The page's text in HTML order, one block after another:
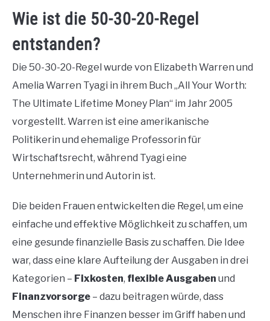
Wie ist die 50-30-20-Regel
entstanden?
Die 50-30-20-Regel wurde von Elizabeth Warren und
Amelia Warren Tyagi in ihrem Buch „All Your Worth:
The Ultimate Lifetime Money Plan“ im Jahr 2005
vorgestellt. Warren ist eine amerikanische
Politikerin und ehemalige Professorin für
Wirtschaftsrecht, während Tyagi eine
Unternehmerin und Autorin ist.
Die beiden Frauen entwickelten die Regel, um eine
einfache und effektive Möglichkeit zu schaffen, um
eine gesunde finanzielle Basis zu schaffen. Die Idee
war, dass eine klare Aufteilung der Ausgaben in drei
Kategorien – Fixkosten, flexible Ausgaben und
Finanzvorsorge – dazu beitragen würde, dass
Menschen ihre Finanzen besser im Griff haben und